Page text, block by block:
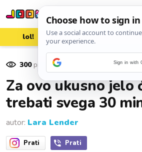
lol! aww
300pregleda
Za ovo ukusno jelo
trebati svega 30
autor: Lara Lender
Prati Prati
Sign in with